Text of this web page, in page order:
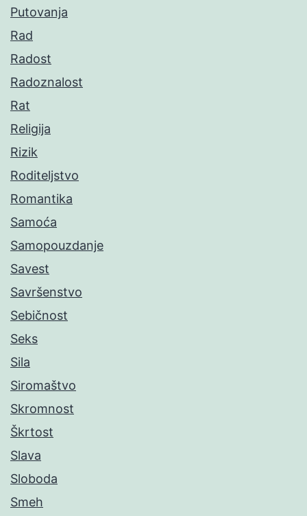
Putovanja
Rad
Radost
Radoznalost
Rat
Religija
Rizik
Roditeljstvo
Romantika
Samoća
Samopouzdanje
Savest
Savršenstvo
Sebičnost
Seks
Sila
Siromaštvo
Skromnost
Škrtost
Slava
Sloboda
Smeh